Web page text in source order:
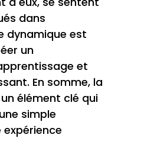
dans
dynamique est
un
et
En somme, la
élément clé qui
simple